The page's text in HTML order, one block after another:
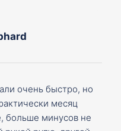
очень быстро, но
месяц
больше минусов не